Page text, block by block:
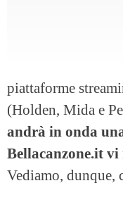
piattaforme
(Holden, Mida e
andrà in onda
Bellacanzone.it
Vediamo, dunque,